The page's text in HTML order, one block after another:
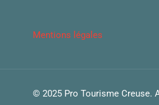
Mentions légales
© 2025 Pro Tourisme Creuse.